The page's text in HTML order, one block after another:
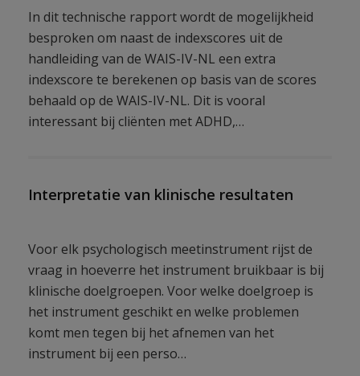
In dit technische rapport wordt de mogelijkheid
besproken om naast de indexscores uit de
handleiding van de WAIS-IV-NL een extra
indexscore te berekenen op basis van de scores
behaald op de WAIS-IV-NL. Dit is vooral
interessant bij cliënten met ADHD,…
Interpretatie van klinische resultaten
Voor elk psychologisch meetinstrument rijst de
vraag in hoeverre het instrument bruikbaar is bij
klinische doelgroepen. Voor welke doelgroep is
het instrument geschikt en welke problemen
komt men tegen bij het afnemen van het
instrument bij een perso…